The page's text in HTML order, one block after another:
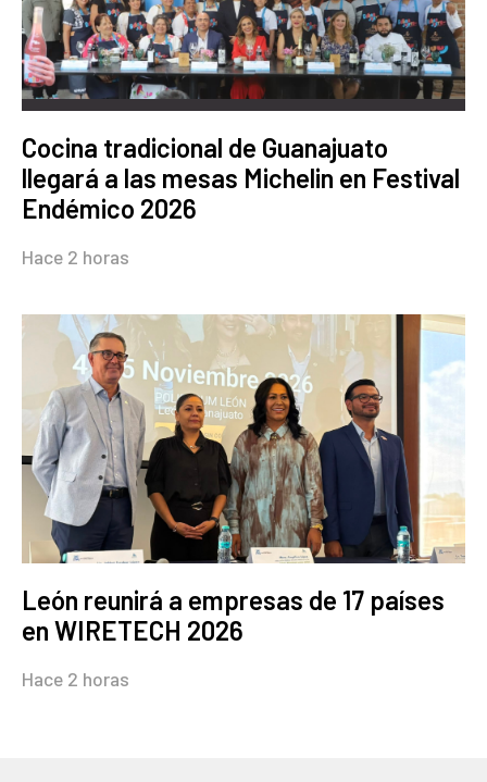
Cocina tradicional de Guanajuato
llegará a las mesas Michelin en Festival
Endémico 2026
Hace 2 horas
León reunirá a empresas de 17 países
en WIRETECH 2026
Hace 2 horas